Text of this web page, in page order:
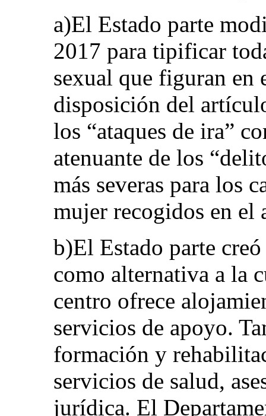
a)El Estado parte
2017 para tipificar
sexual que figuran
disposición del
los “ataques de ira”
atenuante de los
más severas para los
mujer recogidos en el
b)El Estado parte
como alternativa a la
centro ofrece
servicios de apoyo.
formación y
servicios de salud,
jurídica. El